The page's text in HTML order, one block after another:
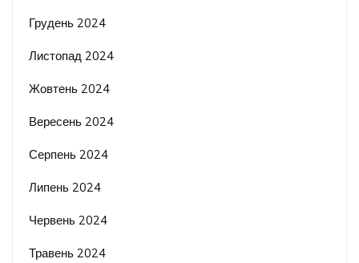
Грудень 2024
Листопад 2024
Жовтень 2024
Вересень 2024
Серпень 2024
Липень 2024
Червень 2024
Травень 2024